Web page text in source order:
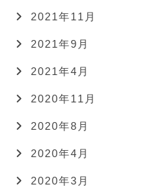
2021年11月
2021年9月
2021年4月
2020年11月
2020年8月
2020年4月
2020年3月